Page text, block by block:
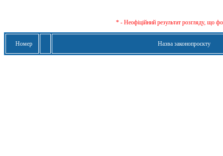
* - Неофіційний результат розгляду, що
Номер Назва законопроєкту